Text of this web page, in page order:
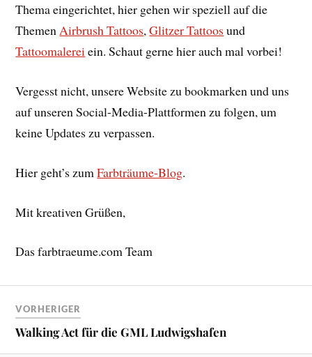
Thema eingerichtet, hier gehen wir speziell auf die
ThemenAirbrush Tattoos,Glitzer Tattoos und
Tattoomalereiein. Schaut gerne hier auch mal vorbei!
Vergesst nicht, unsere Website zu bookmarken und uns
auf unseren Social-Media-Plattformen zu folgen, um
keine Updates zu verpassen.
Hier geht’s zumFarbträume-Blog.
Mit kreativen Grüßen,
Das farbtraeume.com Team
VORHERIGER
Walking Act für die GML Ludwigshafen